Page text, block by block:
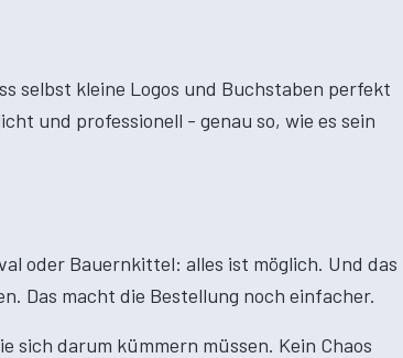
selbst kleine Logos und Buchstaben perfekt
und professionell - genau so, wie es sein
oder Bauernkittel: alles ist möglich. Und das
Das macht die Bestellung noch einfacher.
sich darum kümmern müssen. Kein Chaos